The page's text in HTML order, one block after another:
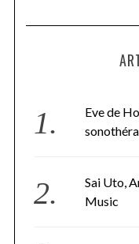
Eve de
Sai Uto,
Music